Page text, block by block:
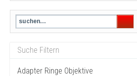
Adapter Ringe Objektive